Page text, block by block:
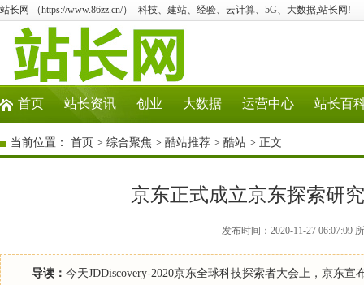
站长网 （https://www.86zz.cn/）- 科技、建站、经验、云计算、5G、大数据,站长网!
首页 站长资讯 创业 大数据 运营中心 站长百
当前位置： 首页 > 综合聚焦 > 酷站推荐 > 酷站 > 正文
京东正式成立京东探索研
发布时间：2020-11-27 06:07:09
导读： 今天JDDiscovery-2020京东全球科技探索者大会上，京东